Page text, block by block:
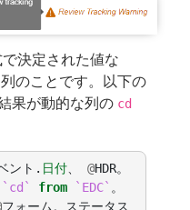
決定された値な
のことです。以下の
果が動的な列の cd
ント . 日付、 @HDR。
`cd` from `EDC` 。
フォーム 。 ステータス